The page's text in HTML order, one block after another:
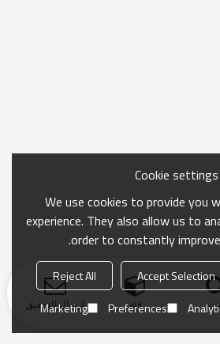
فئة ارسال التحقيق
Cookie settings
We use cookies to provide you
experience. They also allow us to
order to constantly
Accept Selection
Reject All
Preferences
Marketing